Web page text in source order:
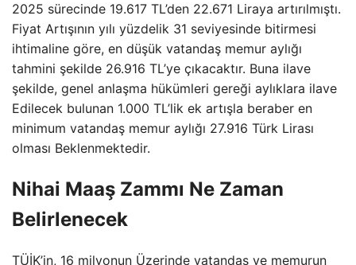
2025 sürecinde 19.617 TL’den 22.671 Liraya artırılmıştı.
Fiyat Artışının yılı yüzdelik 31 seviyesinde bitirmesi
ihtimaline göre, en düşük vatandaş memur aylığı
tahmini şekilde 26.916 TL’ye çıkacaktır. Buna ilave
şekilde, genel anlaşma hükümleri gereği aylıklara ilave
Edilecek bulunan 1.000 TL’lik ek artışla beraber en
minimum vatandaş memur aylığı 27.916 Türk Lirası
olması Beklenmektedir.
Nihai Maaş Zammı Ne Zaman
Belirlenecek
TÜİK’in, 16 milyonun Üzerinde vatandaş ve memurun